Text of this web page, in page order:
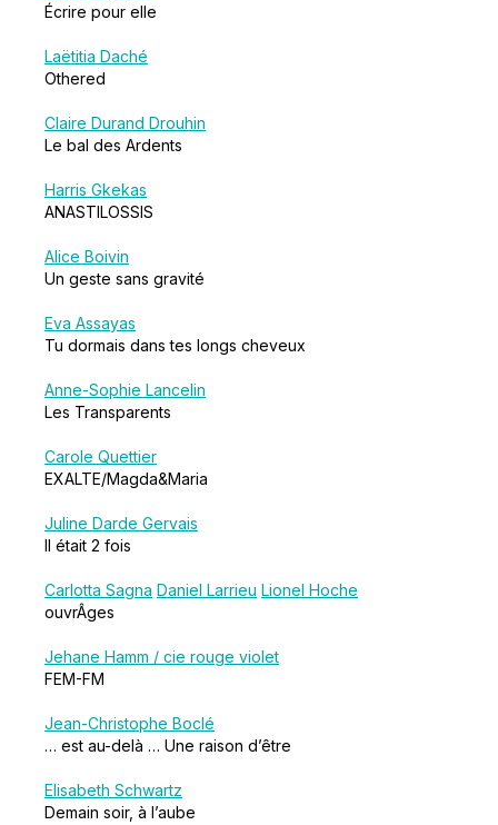
Écrire pour elle
Laëtitia Daché
Othered
Claire Durand Drouhin
Le bal des Ardents
Harris Gkekas
ANASTILOSSIS
Alice Boivin
Un geste sans gravité
Eva Assayas
Tu dormais dans tes longs cheveux
Anne-Sophie Lancelin
Les Transparents
Carole Quettier
EXALTE/Magda&Maria
Juline Darde Gervais
Il était 2 fois
Carlotta Sagna Daniel Larrieu Lionel Hoche
ouvrÂges
Jehane Hamm / cie rouge violet
FEM-FM
Jean-Christophe Boclé
… est au-delà … Une raison d’être
Elisabeth Schwartz
Demain soir, à l’aube